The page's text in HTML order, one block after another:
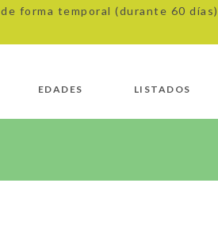
forma temporal (durante 60
EDADES LISTADOS